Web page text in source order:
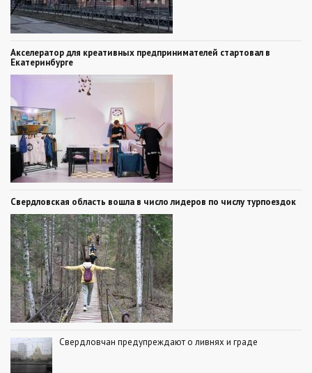
Акселератор для креативных предпринимателей стартовал в
Екатеринбурге
Свердловская область вошла в число лидеров по числу турпоездок
Свердловчан предупреждают о ливнях и граде